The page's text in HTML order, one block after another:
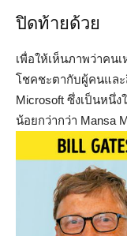
ปิดท้ายด้วย
เพื่อให้เห็นภาพว่าคนเ
โชคชะตากับผู้คนและ
Microsoft ซึ่งเป็นหนึ่
น้อยกว่ากว่า Mansa